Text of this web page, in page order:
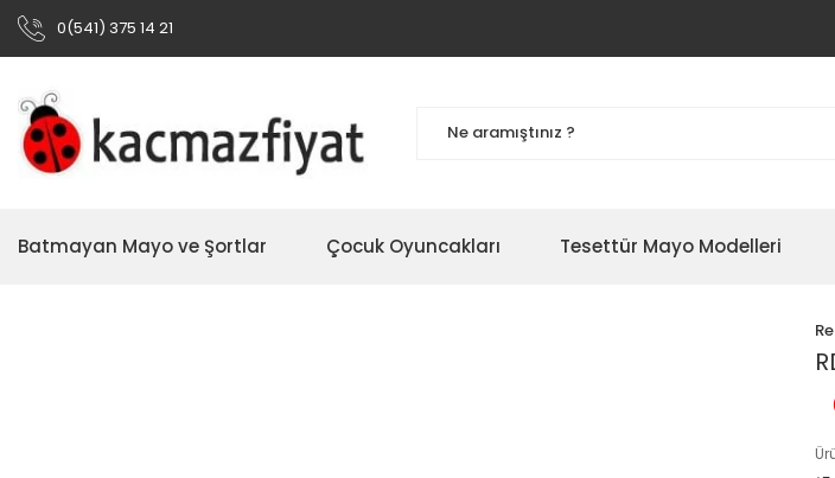
0(541) 375 14 21
Batmayan Mayo ve Şortlar Çocuk Oyuncakları Tesettür Mayo Modelleri